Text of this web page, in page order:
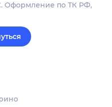
Оформление по ТК РФ,